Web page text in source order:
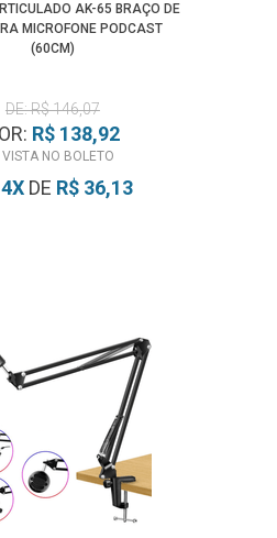
AK-65 BRAÇO DE
MICROFONE PODCAST
(60CM)
DE: R$ 146,07
R$ 138,92
NO BOLETO
4X DE R$ 36,13